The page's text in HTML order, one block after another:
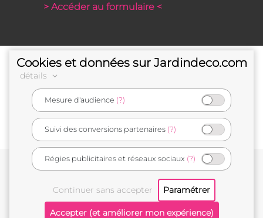
> Accéder au formulaire <
e-commerçant français
Cookies et données sur Jardindeco.com
détails
Mesure d'audience (?)
Suivi des conversions partenaires (?)
Régies publicitaires et réseaux sociaux (?)